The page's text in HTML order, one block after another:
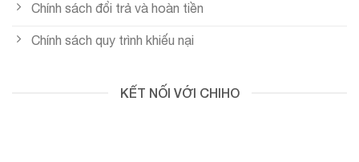
Chính sách đổi trả và hoàn tiền
Chính sách quy trình khiếu nại
KẾT NỐI VỚI CHIHO